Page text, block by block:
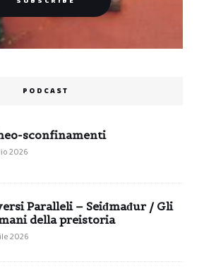
PODCAST
sconfinamenti
2026
Paralleli – Seiđmađur / Gli
della preistoria
2026